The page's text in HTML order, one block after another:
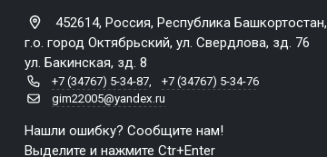
452614, Россия, Республика Башкортостан,
г.о. город Октябрьский, ул. Свердлова, зд. 76
ул. Бакинская, зд. 8
+7 (34767) 5-34-87,
+7 (34767) 5-34-76
gim22005@yandex.ru
Нашли ошибку? Сообщите нам!
Выделите и нажмите Ctr+Enter